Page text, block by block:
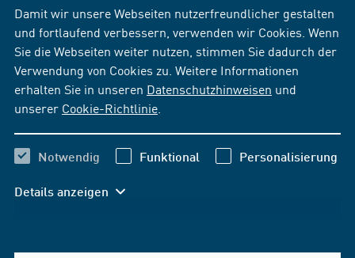
Damit wir unsere Webseiten nutzerfreundlicher gestalten
und fortlaufend verbessern, verwenden wir Cookies. Wenn
Sie die Webseiten weiter nutzen, stimmen Sie dadurch der
Verwendung von Cookies zu. Weitere Informationen
erhalten Sie in unseren Datenschutzhinweisen und
unserer Cookie-Richtlinie
Notwendig Funktional Personalisierung
Details anzeigen